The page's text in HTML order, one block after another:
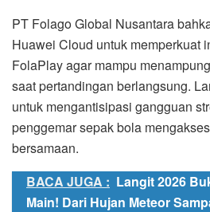
PT Folago Global Nusantara
Huawei Cloud untuk memperkuat
FolaPlay agar mampu
saat pertandingan berlangsung.
untuk mengantisipasi gangguan
penggemar sepak bola
bersamaan.
BACA JUGA : Langit 2026
Main! Dari Hujan Meteor